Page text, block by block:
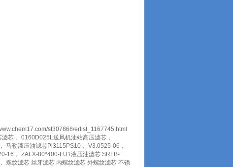
st307868/erlist_1167745.html
芯， 0160D025L送风机油站高压滤芯，
马勒液压油滤芯Pi3115PS10， V3.0525-06，
16， ZALX-80*400-FU1液压油滤芯 SRFB-
螺纹滤芯 丝牙滤芯 内螺纹滤芯 外螺纹滤芯 不锈